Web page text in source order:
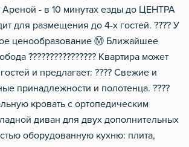
Ареной - в 10 минутах езды до ЦЕНТРА
для размещения до 4-х гостей. ???? У
ценообразование Ⓜ️ Ближайшее
????‍????‍????‍???? Квартира может
и предлагает: ???? Свежие и
принадлежности и полотенца. ????
кровать с ортопедическим
диван для двух дополнительных
оборудованную кухню: плита,